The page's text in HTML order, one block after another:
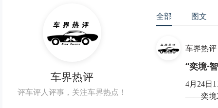
车界热评
评车评人评事，关注车界热点！
全部 图文
车界热评
“奕境·
4月24日
——奕境